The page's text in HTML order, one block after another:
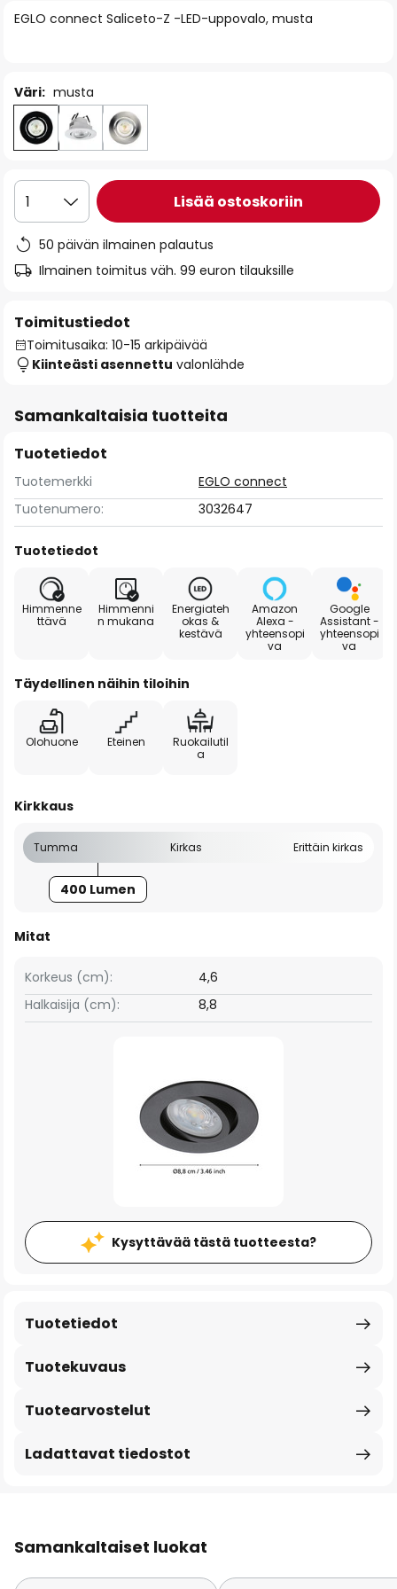
ofEGLO connect Saliceto-Z -LED-uppovalo, musta
Väri: musta
1 Lisää ostoskoriin
50 päivän ilmainen palautus
Ilmainen toimitus väh. 99 euron tilauksille
Toimitustiedot
Toimitusaika: 10-15 arkipäivää
Kiinteästi asennettu valonlähde
Samankaltaisia tuotteita
Tuotetiedot
Tuotemerkki
EGLO connect
Tuotenumero:
3032647
Tuotetiedot
Himmenne
ttävä
Himmenni
n mukana
Energiateh
okas &
kestävä
Amazon
Alexa -
yhteensopi
va
Google
Assistant -
yhteensopi
va
Täydellinen näihin tiloihin
Olohuone Eteinen
Ruokailutil
a
Kirkkaus
Tumma Kirkas Erittäin kirkas
400 Lumen
Mitat
Korkeus (cm):
4,6
Halkaisija (cm):
8,8
Kysyttävää tästä tuotteesta?
Tuotekuvaus
Tuotetiedot
Tuotearvostelut
Ladattavat tiedostot
Samankaltaiset luokat